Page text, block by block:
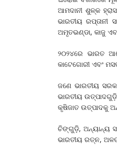
ଆମଦାନୀ ଶୁଳ୍କ
ଭାରତୀୟ ରପ୍ତାନୀ
ଅମୃତଭଣ୍ଡା, କାଜୁ
୨୦୨୪ରେ ଭାରତ
କାଟେଗୋରୀ ଏବଂ
ଜଣେ ଭାରତୀୟ
ଭାରତୀୟ
କୃଷିଜାତ ଉତ୍ପାଦକୁ
ଚିଙ୍ଗୁଡ଼ି, ଅନ୍ୟାନ୍ୟ
ଭାରତୀୟ ରତ୍ନ,